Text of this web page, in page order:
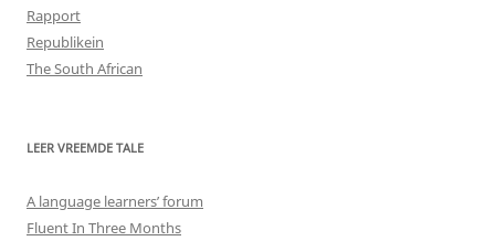
Rapport
Republikein
The South African
LEER VREEMDE TALE
A language learners’ forum
Fluent In Three Months